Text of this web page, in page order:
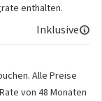
enthalten.
Inklusive
Alle Preise
von 48 Monaten